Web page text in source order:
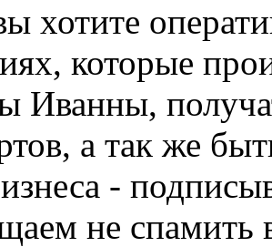
хотите
которые
Иванны,
а так же
-
не спамить